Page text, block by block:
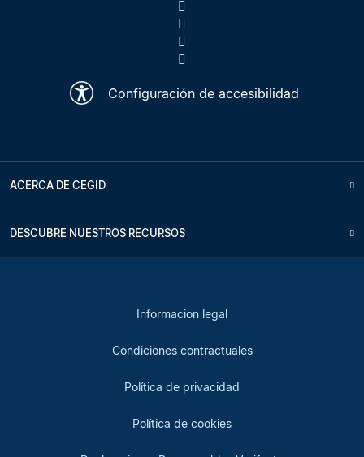
Configuración de accesibilidad
ACERCA DE CEGID
DESCUBRE NUESTROS RECURSOS
Informacion legal
Condiciones contractuales
Política de privacidad
Política de cookies